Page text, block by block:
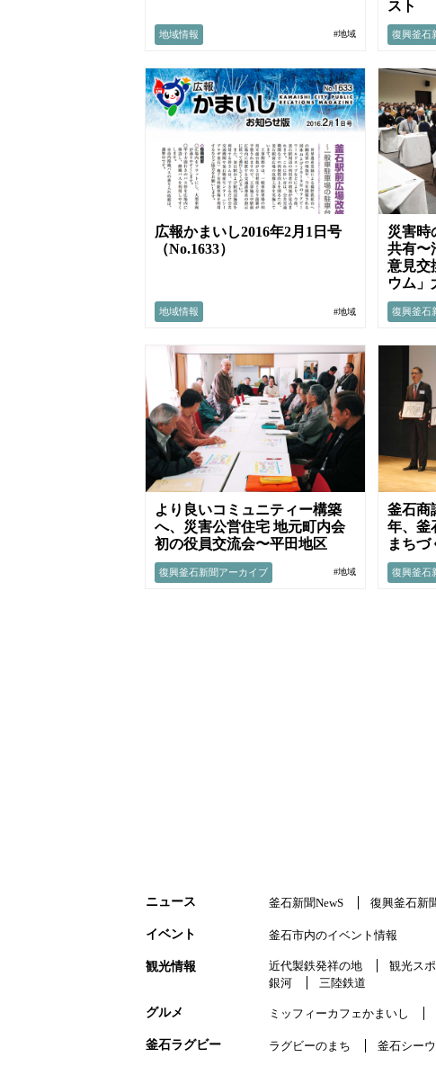
地域情報 #地域
スト
復興釜石
広報かまいし2016年2月1日号
（No.1633）
地域情報 #地域
災害時
共有〜
意見交
ウム」
復興釜石
より良いコミュニティー構築
へ、災害公営住宅 地元町内会
初の役員交流会〜平田地区
復興釜石新聞アーカイブ #地域
釜石商
年、釜
まちづ
復興釜石
ニュース 釜石新聞NewS 復興釜石新
イベント 釜石市内のイベント情報
観光情報 近代製鉄発祥の地 観光ス
銀河
三陸鉄道
グルメ ミッフィーカフェかまいし
釜石ラグビー ラグビーのまち 釜石シー